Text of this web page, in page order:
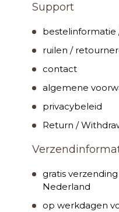
Support
bestelinformatie
ruilen /
contact
algemene
privacybeleid
Return /
gratis
Nederland
op werkdagen